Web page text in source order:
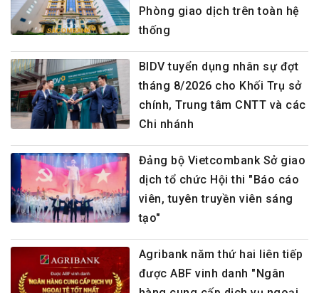
Phòng giao dịch trên toàn hệ
thống
BIDV tuyển dụng nhân sự đợt
tháng 8/2026 cho Khối Trụ sở
chính, Trung tâm CNTT và các
Chi nhánh
Đảng bộ Vietcombank Sở giao
dịch tổ chức Hội thi "Báo cáo
viên, tuyên truyền viên sáng
tạo"
Agribank năm thứ hai liên tiếp
được ABF vinh danh "Ngân